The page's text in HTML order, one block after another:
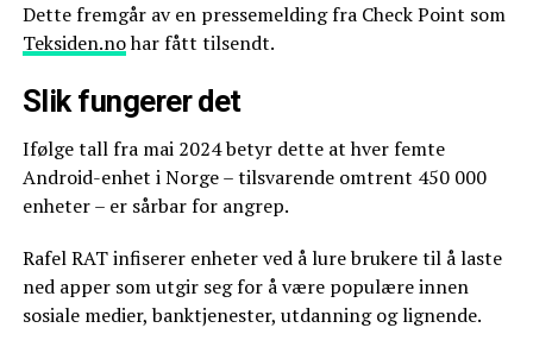
Dette fremgår av en pressemelding fra Check Point som
Teksiden.nohar fått tilsendt.
Slik fungerer det
Ifølge tall fra mai 2024 betyr dette at hver femte
Android-enhet i Norge – tilsvarende omtrent 450 000
enheter – er sårbar for angrep.
Rafel RAT infiserer enheter ved å lure brukere til å laste
ned apper som utgir seg for å være populære innen
sosiale medier, banktjenester, utdanning og lignende.